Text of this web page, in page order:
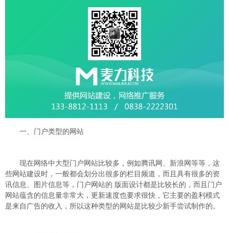
一、门户类型的网站
现在网络中大型门户网站比较多，例如腾讯网、新浪网等等，这
些网站建设时，一般都会划分出很多的栏目频道，而且具有很多的资
讯信息、图片信息等，门户网站的 版面设计都是比较长的，而且门户
网站蕴含的信息量非常大，更新速度也要求很快，它主要的盈利模式
是来自广告的收入，所以这种类型的网站是比较少新手尝试制作的。